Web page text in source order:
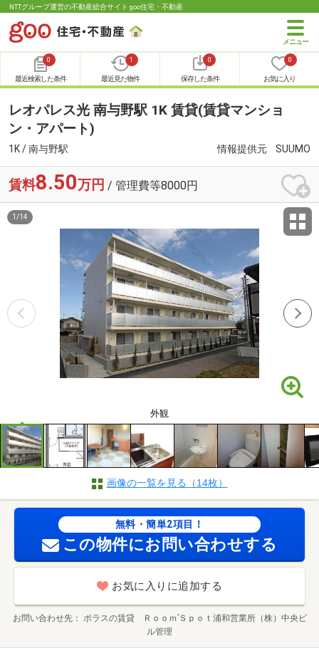
NTTグループ運営の不動産総合サイト goo住宅・不動産
0
最近検索した条件
1
最近見た物件
0
保存した条件
0
お気に入り
レオパレス光 南与野駅 1K 賃貸(賃貸マンショ
ン・アパート)
1K / 南与野駅 情報提供元 SUUMO
賃料8.50万円 / 管理費等8000円
外観
1 /14
画像の一覧を見る（14枚）
無料・簡単2項目！
この物件にお問い合わせする
お気に入りに追加する
お問い合わせ先
ポラスの賃貸 Ｒｏｏｍ’Ｓｐｏｔ浦和営業所（株）中央ビ
ル管理